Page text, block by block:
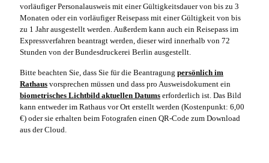
vorläufiger Personalausweis mit einer Gültigkeitsdauer von bis zu 3
Monaten oder ein vorläufiger Reisepass mit einer Gültigkeit von bis
zu 1 Jahr ausgestellt werden. Außerdem kann auch ein Reisepass im
Expressverfahren beantragt werden, dieser wird innerhalb von 72
Stunden von der Bundesdruckerei Berlin ausgestellt.
Bitte beachten Sie, dass Sie für die Beantragung persönlich im
Rathaus vorsprechen müssen und dass pro Ausweisdokument ein
biometrisches Lichtbild aktuellen Datums erforderlich ist. Das Bild
kann entweder im Rathaus vor Ort erstellt werden (Kostenpunkt: 6,00
€) oder sie erhalten beim Fotografen einen QR-Code zum Download
aus der Cloud.